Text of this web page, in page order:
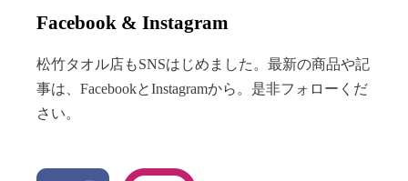
Facebook & Instagram
松竹タオル店もSNSはじめました。最新の商品や記
事は、FacebookとInstagramから。是非フォローくだ
さい。